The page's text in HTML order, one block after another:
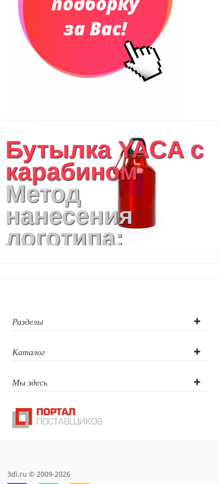
Бутылка YACA с
карабином
Метод
нанесения
логотипа:
Гравировка
(CO2 лазер),
Гравировка
круговая (CO2
лазер)
Разделы
Каталог
Мы здесь
3di.ru © 2009-2026